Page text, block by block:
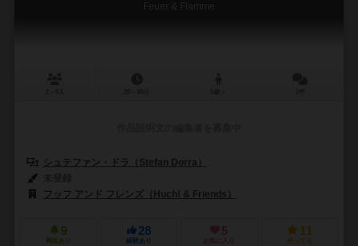
Feuer & Flamme
シュテファン・ドラ（Stefan Dorra）
フッフ アンド フレンズ（Huch! & Friends）
9
興味あり
28
経験あり
5
お気に入り
11
持ってる